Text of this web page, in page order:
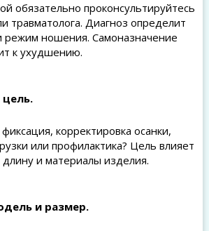
обязательно проконсультируйтесь
травматолога. Диагноз определит
режим ношения. Самоназначение
к ухудшению.
корректировка осанки,
или профилактика? Цель влияет
длину и материалы изделия.
и размер.